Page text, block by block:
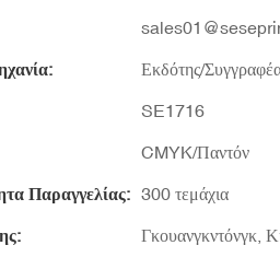
Εκδότης/
SE1716
CMYK/Παντόν
Παραγγελίας: 300 τεμάχια
Γκουανγκντόνγκ,